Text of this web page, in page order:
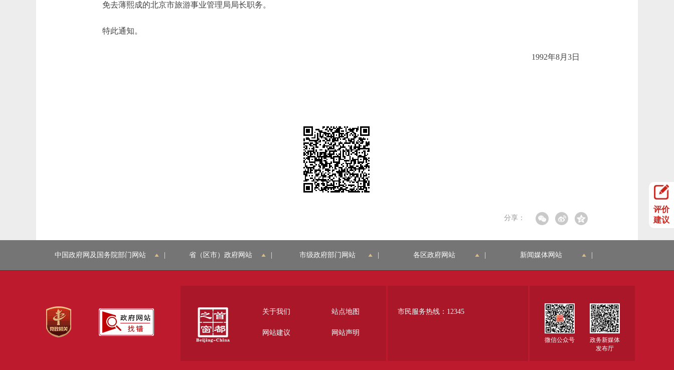
免去薄熙成的北京市旅游事业管理局局长职务。
特此通知。
1992年8月3日
分享：
评价
建议
中国政府网及国务院部门网站 省（区市）政府网站 市级政府部门网站 各区政府网站 新闻媒体网站
关于我们 站点地图
网站建议 网站声明
市民服务热线：12345
微信公众号
政务新媒体
发布厅